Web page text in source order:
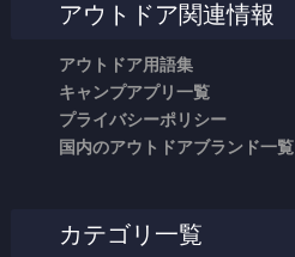
アウトドア関連情報
アウトドア用語集
キャンプアプリ一覧
プライバシーポリシー
国内のアウトドアブランド一覧
カテゴリ一覧